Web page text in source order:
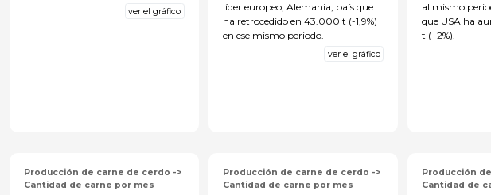
ver el gráfico
líder europeo, Alemania, país que
ha retrocedido en 43.000 t (-1,9%)
en ese mismo periodo.
ver el gráfico
al mismo
que USA ha
t (+2%).
Producción de carne de cerdo ->
Cantidad de carne por mes
Producción de carne de cerdo ->
Cantidad de carne por mes
Producción
Cantidad de